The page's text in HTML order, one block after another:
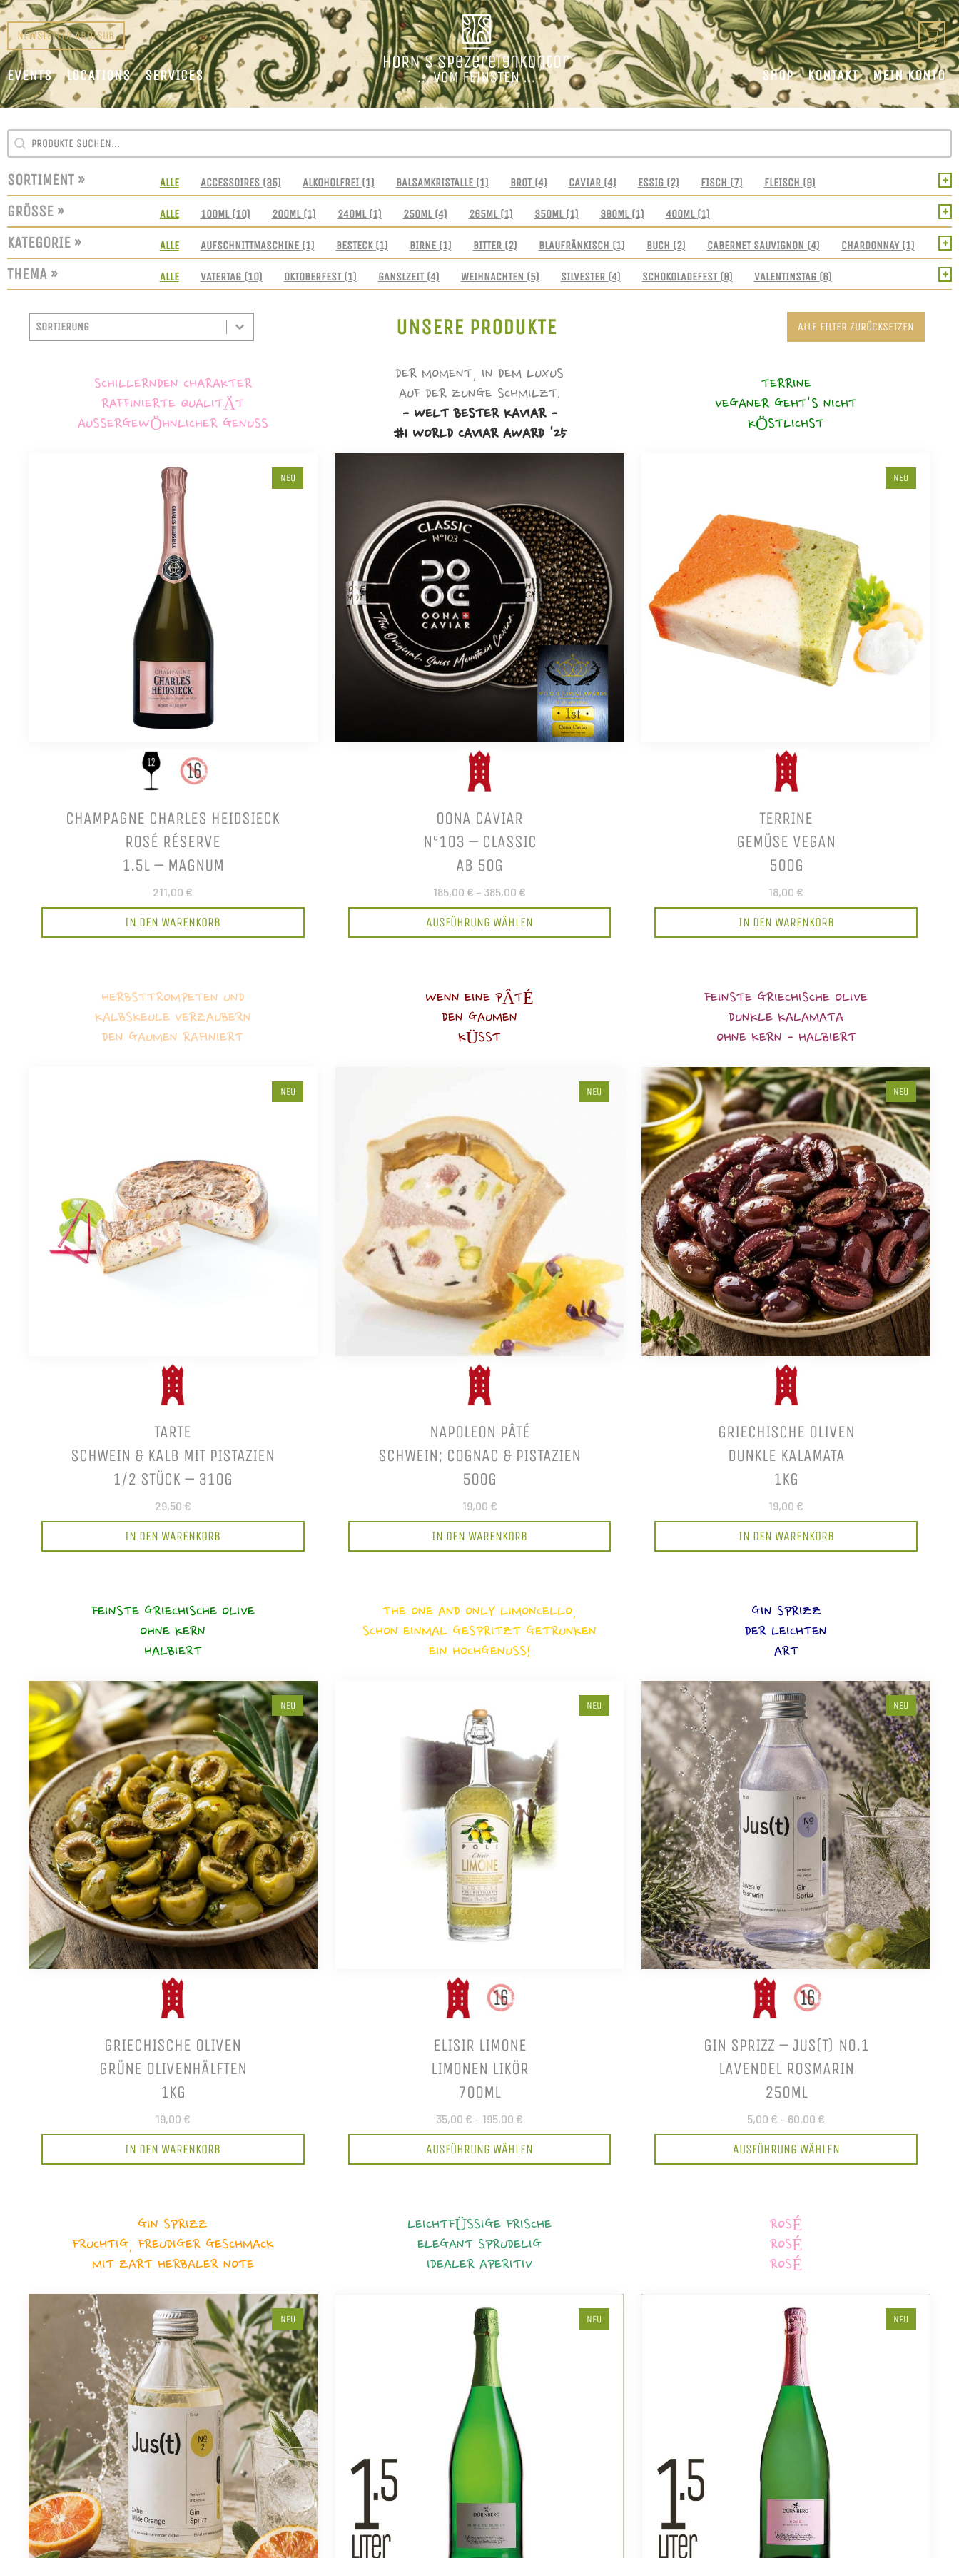
NEWSLETTER ABO/SUB
EVENTS LOCATIONS SERVICES SHOP KONTAKT MEIN KONTO
SUCHFELD
SEARCH CONTENT
SORTIMENT » SORTIMENT
ALLE ACCESSOIRES (35) ALKOHOLFREI (1) BALSAMKRISTALLE (1) BROT (4) CAVIAR (4) ESSIG (2) FISCH (7) FLEISCH (9)
+
GRÖSSE »
GRÖSSEN
ALLE 100ML (10) 200ML (1) 240ML (1) 250ML (4) 265ML (1) 350ML (1) 380ML (1) 400ML (1)
+
KATEGORIE »
KATEGORIE
ALLE AUFSCHNITTMASCHINE (1) BESTECK (1) BIRNE (1) BITTER (2) BLAUFRÄNKISCH (1) BUCH (2) CABERNET SAUVIGNON (4) CHARDONNAY (1)
+
THEMA »
THEMEN
ALLE VATERTAG (10) OKTOBERFEST (1) GANSLZEIT (4) WEIHNACHTEN (5) SILVESTER (4) SCHOKOLADEFEST (8) VALENTINSTAG (6) +
SORTIEREN
SORT CONTENT
SORT CONTENT UNSERE PRODUKTE ALLE FILTER ZURÜCKSETZEN
SCHILLERNDEN CHARAKTER
RAFFINIERTE QUALITÄT
AUSSERGEWÖHNLICHER GENUSS
NEU
CHAMPAGNE CHARLES HEIDSIECK
ROSÉ RÉSERVE
1.5L – MAGNUM
211,00 €
IN DEN WARENKORB
DER MOMENT, IN DEM LUXUS
AUF DER ZUNGE SCHMILZT.
- WELT BESTER KAVIAR -
#1 WORLD CAVIAR AWARD '25
OONA CAVIAR
N°103 – CLASSIC
AB 50G
185,00 € – 385,00 €
AUSFÜHRUNG WÄHLEN
TERRINE
VEGANER GEHT'S NICHT
KÖSTLICHST
NEU
TERRINE
GEMÜSE VEGAN
500G
18,00 €
IN DEN WARENKORB
HERBSTTROMPETEN UND
KALBSKEULE VERZAUBERN
DEN GAUMEN RAFINIERT
NEU
TARTE
SCHWEIN & KALB MIT PISTAZIEN
1/2 STÜCK – 310G
29,50 €
IN DEN WARENKORB
WENN EINE PÂTÉ
DEN GAUMEN
KÜSST
NEU
NAPOLEON PÂTÉ
SCHWEIN; COGNAC & PISTAZIEN
500G
19,00 €
IN DEN WARENKORB
FEINSTE GRIECHISCHE OLIVE
DUNKLE KALAMATA
OHNE KERN - HALBIERT
NEU
GRIECHISCHE OLIVEN
DUNKLE KALAMATA
1KG
19,00 €
IN DEN WARENKORB
FEINSTE GRIECHISCHE OLIVE
OHNE KERN
HALBIERT
NEU
GRIECHISCHE OLIVEN
GRÜNE OLIVENHÄLFTEN
1KG
19,00 €
IN DEN WARENKORB
THE ONE AND ONLY LIMONCELLO,
SCHON EINMAL GESPRITZT GETRUNKEN
EIN HOCHGENUSS!
NEU
ELISIR LIMONE
LIMONEN LIKÖR
700ML
35,00 € – 195,00 €
AUSFÜHRUNG WÄHLEN
GIN SPRIZZ
DER LEICHTEN
ART
NEU
GIN SPRIZZ – JUS(T) NO.1
LAVENDEL ROSMARIN
250ML
5,00 € – 60,00 €
AUSFÜHRUNG WÄHLEN
GIN SPRIZZ
FRUCHTIG, FREUDIGER GESCHMACK
MIT ZART HERBALER NOTE
NEU
LEICHTFÜSSIGE FRISCHE
ELEGANT SPRUDELIG
IDEALER APERITIV
NEU
ROSÉ
ROSÉ
ROSÉ
NEU